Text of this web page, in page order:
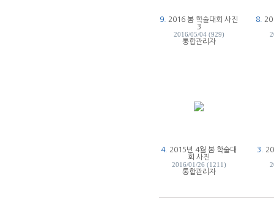
9.
2016 봄 학술대회 사진
3
2016/05/04 (929)
통합관리자
8.
4. 2015년 4월 봄 학술대
회 사진
2016/01/26 (1211)
통합관리자
3.